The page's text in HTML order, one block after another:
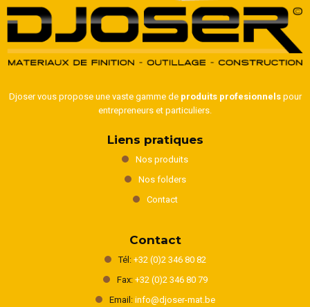
Djoser vous propose une vaste gamme de produits profesionnelspour
entrepreneurs et particuliers.
Liens pratiques
Nos produits
Nos folders
Contact
Contact
Tél: +32 (0)2 346 80 82
Fax: +32 (0)2 346 80 79
Email: info@djoser-mat.be